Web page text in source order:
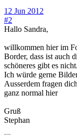
12 Jun 2012
#2
Hallo Sandra,
willkommen hier im
Border, dass ist auch
schöneres gibt es
Ich würde gerne
Ausserdem fragen
ganz normal hier
Gruß
Stephan